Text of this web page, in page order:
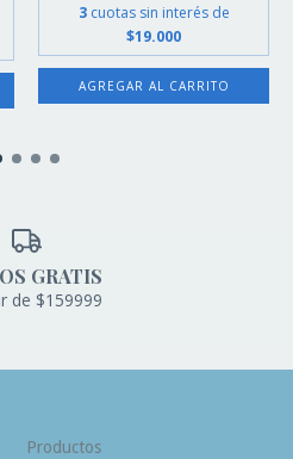
3 cuotas sin interés de
$19.000
AGREGAR AL CARRITO
GRATIS
de $159999
Productos